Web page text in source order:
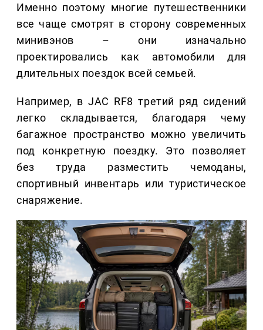
Именно поэтому многие путешественники
все чаще смотрят в сторону современных
минивэнов – они изначально
проектировались как автомобили для
длительных поездок всей семьей.
Например, в JAC RF8 третий ряд сидений
легко складывается, благодаря чему
багажное пространство можно увеличить
под конкретную поездку. Это позволяет
без труда разместить чемоданы,
спортивный инвентарь или туристическое
снаряжение.